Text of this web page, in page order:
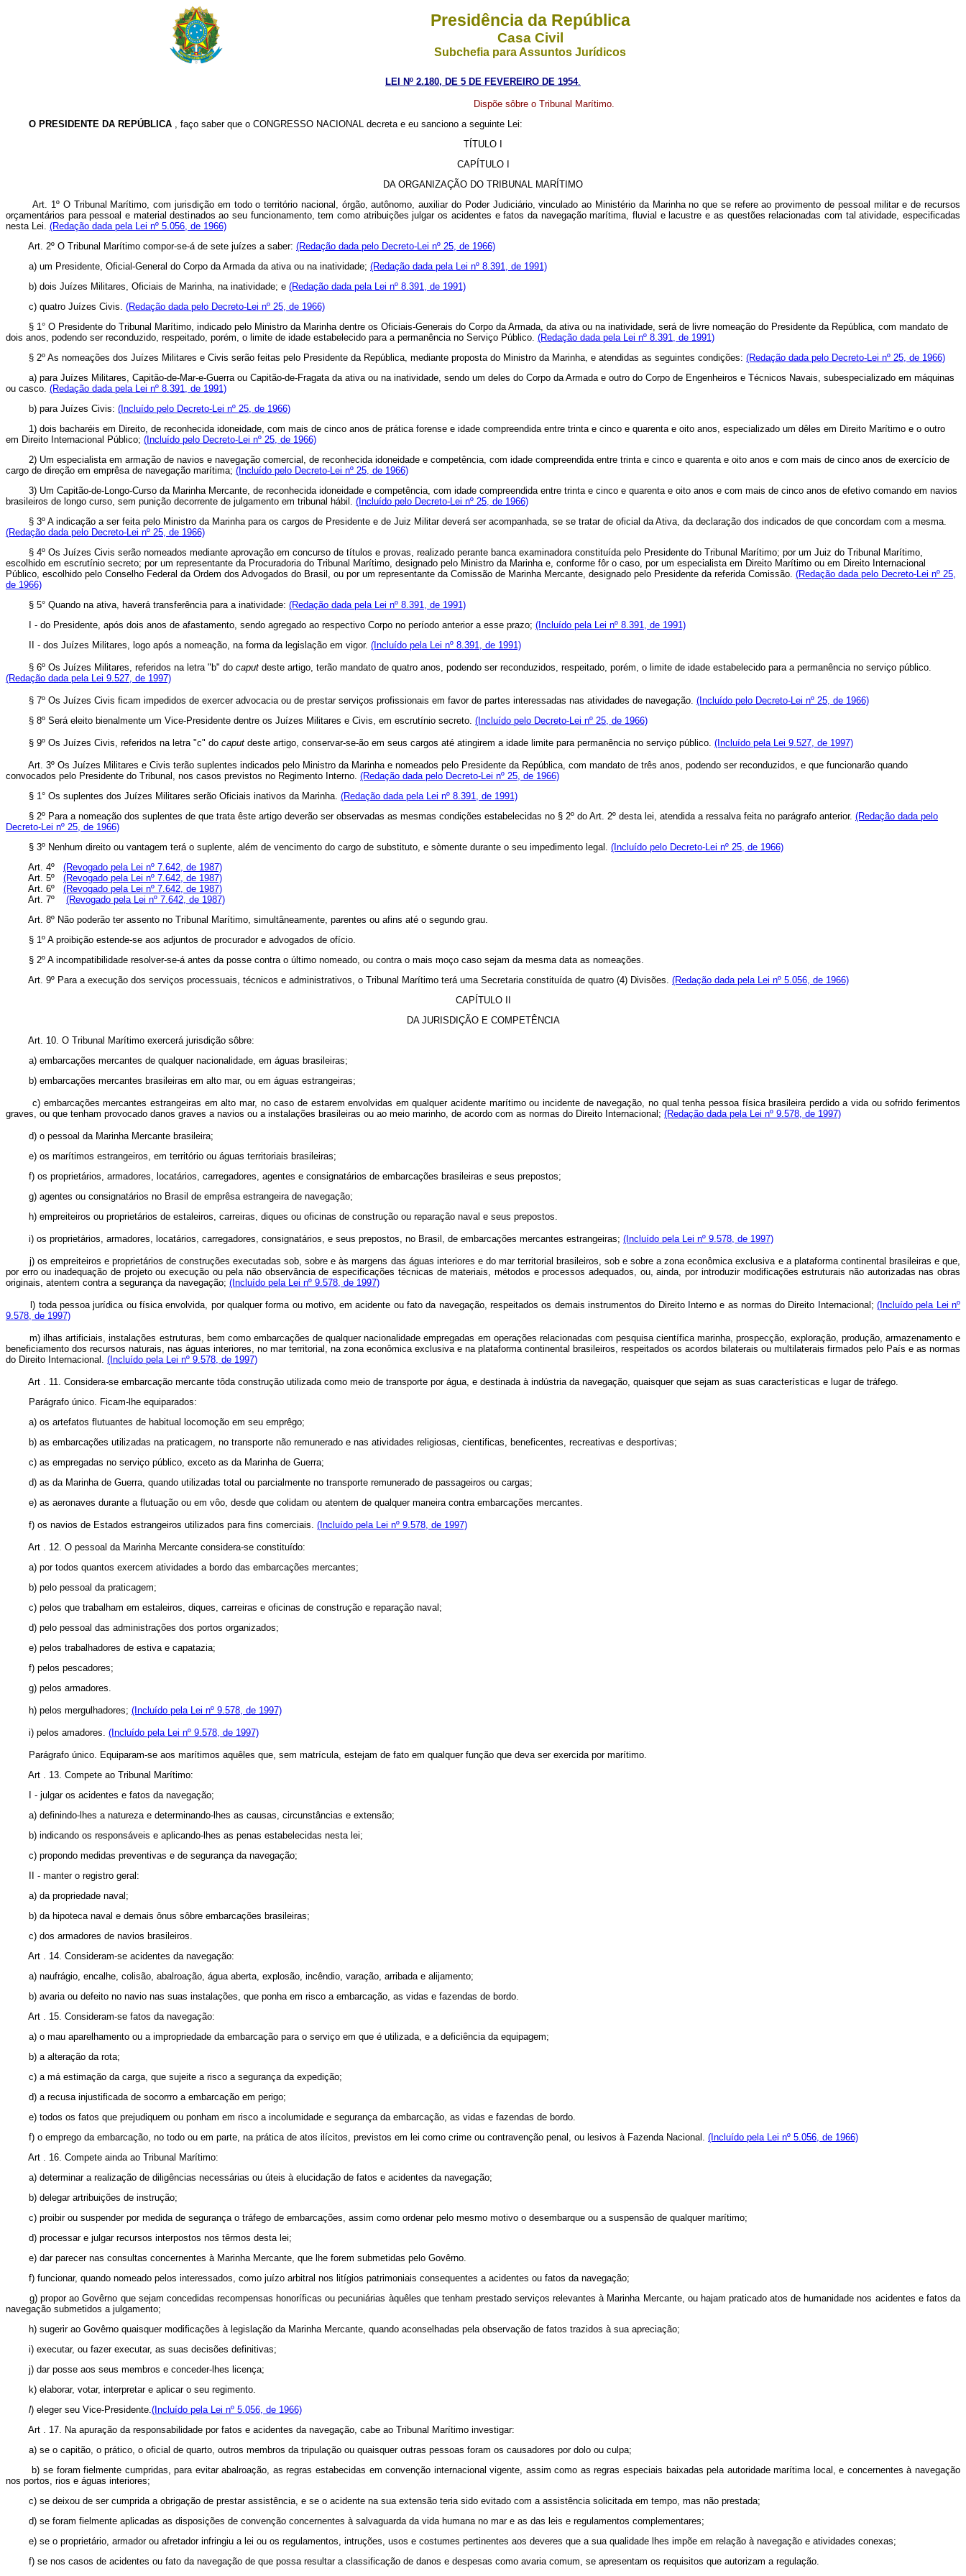
Presidência da República
Casa Civil
Subchefia para Assuntos Jurídicos
LEI Nº 2.180, DE 5 DE FEVEREIRO DE 1954.
Dispõe sôbre o Tribunal Marítimo.
O PRESIDENTE DA REPÚBLICA , faço saber que o CONGRESSO NACIONAL decreta e eu sanciono a seguinte Lei:
TÍTULO I
CAPÍTULO I
DA ORGANIZAÇÃO DO TRIBUNAL MARÍTIMO
Art. 1º O Tribunal Marítimo, com jurisdição em todo o território nacional, órgão, autônomo, auxiliar do Poder Judiciário, vinculado ao Ministério da Marinha no que se refere ao provimento de pessoal militar e de recursos
orçamentários para pessoal e material destinados ao seu funcionamento, tem como atribuições julgar os acidentes e fatos da navegação marítima, fluvial e lacustre e as questões relacionadas com tal atividade, especificadas
nesta Lei. (Redação dada pela Lei nº 5.056, de 1966)
Art. 2º O Tribunal Marítimo compor-se-á de sete juízes a saber: (Redação dada pelo Decreto-Lei nº 25, de 1966)
a) um Presidente, Oficial-General do Corpo da Armada da ativa ou na inatividade; (Redação dada pela Lei nº 8.391, de 1991)
b) dois Juízes Militares, Oficiais de Marinha, na inatividade; e (Redação dada pela Lei nº 8.391, de 1991)
c) quatro Juízes Civis. (Redação dada pelo Decreto-Lei nº 25, de 1966)
§ 1° O Presidente do Tribunal Marítimo, indicado pelo Ministro da Marinha dentre os Oficiais-Generais do Corpo da Armada, da ativa ou na inatividade, será de livre nomeação do Presidente da República, com mandato de
dois anos, podendo ser reconduzido, respeitado, porém, o limite de idade estabelecido para a permanência no Serviço Público. (Redação dada pela Lei nº 8.391, de 1991)
§ 2º As nomeações dos Juízes Militares e Civis serão feitas pelo Presidente da República, mediante proposta do Ministro da Marinha, e atendidas as seguintes condições: (Redação dada pelo Decreto-Lei nº 25, de 1966)
a) para Juízes Militares, Capitão-de-Mar-e-Guerra ou Capitão-de-Fragata da ativa ou na inatividade, sendo um deles do Corpo da Armada e outro do Corpo de Engenheiros e Técnicos Navais, subespecializado em máquinas
ou casco. (Redação dada pela Lei nº 8.391, de 1991)
b) para Juízes Civis: (Incluído pelo Decreto-Lei nº 25, de 1966)
1) dois bacharéis em Direito, de reconhecida idoneidade, com mais de cinco anos de prática forense e idade compreendida entre trinta e cinco e quarenta e oito anos, especializado um dêles em Direito Marítimo e o outro
em Direito Internacional Público; (Incluído pelo Decreto-Lei nº 25, de 1966)
2) Um especialista em armação de navios e navegação comercial, de reconhecida idoneidade e competência, com idade compreendida entre trinta e cinco e quarenta e oito anos e com mais de cinco anos de exercício de
cargo de direção em emprêsa de navegação marítima; (Incluído pelo Decreto-Lei nº 25, de 1966)
3) Um Capitão-de-Longo-Curso da Marinha Mercante, de reconhecida idoneidade e competência, com idade compreendida entre trinta e cinco e quarenta e oito anos e com mais de cinco anos de efetivo comando em navios
brasileiros de longo curso, sem punição decorrente de julgamento em tribunal hábil. (Incluído pelo Decreto-Lei nº 25, de 1966)
§ 3º A indicação a ser feita pelo Ministro da Marinha para os cargos de Presidente e de Juiz Militar deverá ser acompanhada, se se tratar de oficial da Ativa, da declaração dos indicados de que concordam com a mesma.
(Redação dada pelo Decreto-Lei nº 25, de 1966)
§ 4º Os Juízes Civis serão nomeados mediante aprovação em concurso de títulos e provas, realizado perante banca examinadora constituída pelo Presidente do Tribunal Marítimo; por um Juiz do Tribunal Marítimo,
escolhido em escrutínio secreto; por um representante da Procuradoria do Tribunal Marítimo, designado pelo Ministro da Marinha e, conforme fôr o caso, por um especialista em Direito Marítimo ou em Direito Internacional
Público, escolhido pelo Conselho Federal da Ordem dos Advogados do Brasil, ou por um representante da Comissão de Marinha Mercante, designado pelo Presidente da referida Comissão. (Redação dada pelo Decreto-Lei nº 25,
de 1966)
§ 5° Quando na ativa, haverá transferência para a inatividade: (Redação dada pela Lei nº 8.391, de 1991)
I - do Presidente, após dois anos de afastamento, sendo agregado ao respectivo Corpo no período anterior a esse prazo; (Incluído pela Lei nº 8.391, de 1991)
II - dos Juízes Militares, logo após a nomeação, na forma da legislação em vigor. (Incluído pela Lei nº 8.391, de 1991)
§ 6º Os Juízes Militares, referidos na letra "b" do caput deste artigo, terão mandato de quatro anos, podendo ser reconduzidos, respeitado, porém, o limite de idade estabelecido para a permanência no serviço público.
(Redação dada pela Lei 9.527, de 1997)
§ 7º Os Juízes Civis ficam impedidos de exercer advocacia ou de prestar serviços profissionais em favor de partes interessadas nas atividades de navegação. (Incluído pelo Decreto-Lei nº 25, de 1966)
§ 8º Será eleito bienalmente um Vice-Presidente dentre os Juízes Militares e Civis, em escrutínio secreto. (Incluído pelo Decreto-Lei nº 25, de 1966)
§ 9º Os Juízes Civis, referidos na letra "c" do caput deste artigo, conservar-se-ão em seus cargos até atingirem a idade limite para permanência no serviço público. (Incluído pela Lei 9.527, de 1997)
Art. 3º Os Juízes Militares e Civis terão suplentes indicados pelo Ministro da Marinha e nomeados pelo Presidente da República, com mandato de três anos, podendo ser reconduzidos, e que funcionarão quando
convocados pelo Presidente do Tribunal, nos casos previstos no Regimento Interno. (Redação dada pelo Decreto-Lei nº 25, de 1966)
§ 1° Os suplentes dos Juízes Militares serão Oficiais inativos da Marinha. (Redação dada pela Lei nº 8.391, de 1991)
§ 2º Para a nomeação dos suplentes de que trata êste artigo deverão ser observadas as mesmas condições estabelecidas no § 2º do Art. 2º desta lei, atendida a ressalva feita no parágrafo anterior. (Redação dada pelo
Decreto-Lei nº 25, de 1966)
§ 3º Nenhum direito ou vantagem terá o suplente, além de vencimento do cargo de substituto, e sòmente durante o seu impedimento legal. (Incluído pelo Decreto-Lei nº 25, de 1966)
Art. 4º (Revogado pela Lei nº 7.642, de 1987)
Art. 5º (Revogado pela Lei nº 7.642, de 1987)
Art. 6º (Revogado pela Lei nº 7.642, de 1987)
Art. 7º (Revogado pela Lei nº 7.642, de 1987)
Art. 8º Não poderão ter assento no Tribunal Marítimo, simultâneamente, parentes ou afins até o segundo grau.
§ 1º A proibição estende-se aos adjuntos de procurador e advogados de ofício.
§ 2º A incompatibilidade resolver-se-á antes da posse contra o último nomeado, ou contra o mais moço caso sejam da mesma data as nomeações.
Art. 9º Para a execução dos serviços processuais, técnicos e administrativos, o Tribunal Marítimo terá uma Secretaria constituída de quatro (4) Divisões. (Redação dada pela Lei nº 5.056, de 1966)
CAPÍTULO II
DA JURISDIÇÃO E COMPETÊNCIA
Art. 10. O Tribunal Marítimo exercerá jurisdição sôbre:
a) embarcações mercantes de qualquer nacionalidade, em águas brasileiras;
b) embarcações mercantes brasileiras em alto mar, ou em águas estrangeiras;
c) embarcações mercantes estrangeiras em alto mar, no caso de estarem envolvidas em qualquer acidente marítimo ou incidente de navegação, no qual tenha pessoa física brasileira perdido a vida ou sofrido ferimentos
graves, ou que tenham provocado danos graves a navios ou a instalações brasileiras ou ao meio marinho, de acordo com as normas do Direito Internacional; (Redação dada pela Lei nº 9.578, de 1997)
d) o pessoal da Marinha Mercante brasileira;
e) os marítimos estrangeiros, em território ou águas territoriais brasileiras;
f) os proprietários, armadores, locatários, carregadores, agentes e consignatários de embarcações brasileiras e seus prepostos;
g) agentes ou consignatários no Brasil de emprêsa estrangeira de navegação;
h) empreiteiros ou proprietários de estaleiros, carreiras, diques ou oficinas de construção ou reparação naval e seus prepostos.
i) os proprietários, armadores, locatários, carregadores, consignatários, e seus prepostos, no Brasil, de embarcações mercantes estrangeiras; (Incluído pela Lei nº 9.578, de 1997)
j) os empreiteiros e proprietários de construções executadas sob, sobre e às margens das águas interiores e do mar territorial brasileiros, sob e sobre a zona econômica exclusiva e a plataforma continental brasileiras e que,
por erro ou inadequação de projeto ou execução ou pela não observância de especificações técnicas de materiais, métodos e processos adequados, ou, ainda, por introduzir modificações estruturais não autorizadas nas obras
originais, atentem contra a segurança da navegação; (Incluído pela Lei nº 9.578, de 1997)
l) toda pessoa jurídica ou física envolvida, por qualquer forma ou motivo, em acidente ou fato da navegação, respeitados os demais instrumentos do Direito Interno e as normas do Direito Internacional;(Incluído pela Lei nº
9.578, de 1997)
m) ilhas artificiais, instalações estruturas, bem como embarcações de qualquer nacionalidade empregadas em operações relacionadas com pesquisa científica marinha, prospecção, exploração, produção, armazenamento e
beneficiamento dos recursos naturais, nas águas interiores, no mar territorial, na zona econômica exclusiva e na plataforma continental brasileiros, respeitados os acordos bilaterais ou multilaterais firmados pelo País e as normas
do Direito Internacional. (Incluído pela Lei nº 9.578, de 1997)
Art . 11. Considera-se embarcação mercante tôda construção utilizada como meio de transporte por água, e destinada à indústria da navegação, quaisquer que sejam as suas características e lugar de tráfego.
Parágrafo único. Ficam-lhe equiparados:
a) os artefatos flutuantes de habitual locomoção em seu emprêgo;
b) as embarcações utilizadas na praticagem, no transporte não remunerado e nas atividades religiosas, cientificas, beneficentes, recreativas e desportivas;
c) as empregadas no serviço público, exceto as da Marinha de Guerra;
d) as da Marinha de Guerra, quando utilizadas total ou parcialmente no transporte remunerado de passageiros ou cargas;
e) as aeronaves durante a flutuação ou em vôo, desde que colidam ou atentem de qualquer maneira contra embarcações mercantes.
f) os navios de Estados estrangeiros utilizados para fins comerciais. (Incluído pela Lei nº 9.578, de 1997)
Art . 12. O pessoal da Marinha Mercante considera-se constituído:
a) por todos quantos exercem atividades a bordo das embarcações mercantes;
b) pelo pessoal da praticagem;
c) pelos que trabalham em estaleiros, diques, carreiras e oficinas de construção e reparação naval;
d) pelo pessoal das administrações dos portos organizados;
e) pelos trabalhadores de estiva e capatazia;
f) pelos pescadores;
g) pelos armadores.
h) pelos mergulhadores; (Incluído pela Lei nº 9.578, de 1997)
i) pelos amadores. (Incluído pela Lei nº 9.578, de 1997)
Parágrafo único. Equiparam-se aos marítimos aquêles que, sem matrícula, estejam de fato em qualquer função que deva ser exercida por marítimo.
Art . 13. Compete ao Tribunal Marítimo:
I - julgar os acidentes e fatos da navegação;
a) definindo-lhes a natureza e determinando-lhes as causas, circunstâncias e extensão;
b) indicando os responsáveis e aplicando-lhes as penas estabelecidas nesta lei;
c) propondo medidas preventivas e de segurança da navegação;
II - manter o registro geral:
a) da propriedade naval;
b) da hipoteca naval e demais ônus sôbre embarcações brasileiras;
c) dos armadores de navios brasileiros.
Art . 14. Consideram-se acidentes da navegação:
a) naufrágio, encalhe, colisão, abalroação, água aberta, explosão, incêndio, varação, arribada e alijamento;
b) avaria ou defeito no navio nas suas instalações, que ponha em risco a embarcação, as vidas e fazendas de bordo.
Art . 15. Consideram-se fatos da navegação:
a) o mau aparelhamento ou a impropriedade da embarcação para o serviço em que é utilizada, e a deficiência da equipagem;
b) a alteração da rota;
c) a má estimação da carga, que sujeite a risco a segurança da expedição;
d) a recusa injustificada de socorrro a embarcação em perigo;
e) todos os fatos que prejudiquem ou ponham em risco a incolumidade e segurança da embarcação, as vidas e fazendas de bordo.
f) o emprego da embarcação, no todo ou em parte, na prática de atos ilícitos, previstos em lei como crime ou contravenção penal, ou lesivos à Fazenda Nacional. (Incluído pela Lei nº 5.056, de 1966)
Art . 16. Compete ainda ao Tribunal Marítimo:
a) determinar a realização de diligências necessárias ou úteis à elucidação de fatos e acidentes da navegação;
b) delegar artribuições de instrução;
c) proibir ou suspender por medida de segurança o tráfego de embarcações, assim como ordenar pelo mesmo motivo o desembarque ou a suspensão de qualquer marítimo;
d) processar e julgar recursos interpostos nos têrmos desta lei;
e) dar parecer nas consultas concernentes à Marinha Mercante, que lhe forem submetidas pelo Govêrno.
f) funcionar, quando nomeado pelos interessados, como juízo arbitral nos litígios patrimoniais consequentes a acidentes ou fatos da navegação;
g) propor ao Govêrno que sejam concedidas recompensas honoríficas ou pecuniárias àquêles que tenham prestado serviços relevantes à Marinha Mercante, ou hajam praticado atos de humanidade nos acidentes e fatos da
navegação submetidos a julgamento;
h) sugerir ao Govêrno quaisquer modificações à legislação da Marinha Mercante, quando aconselhadas pela observação de fatos trazidos à sua apreciação;
i) executar, ou fazer executar, as suas decisões definitivas;
j) dar posse aos seus membros e conceder-lhes licença;
k) elaborar, votar, interpretar e aplicar o seu regimento.
l) eleger seu Vice-Presidente.(Incluído pela Lei nº 5.056, de 1966)
Art . 17. Na apuração da responsabilidade por fatos e acidentes da navegação, cabe ao Tribunal Marítimo investigar:
a) se o capitão, o prático, o oficial de quarto, outros membros da tripulação ou quaisquer outras pessoas foram os causadores por dolo ou culpa;
b) se foram fielmente cumpridas, para evitar abalroação, as regras estabecidas em convenção internacional vigente, assim como as regras especiais baixadas pela autoridade marítima local, e concernentes à navegação
nos portos, rios e águas interiores;
c) se deixou de ser cumprida a obrigação de prestar assistência, e se o acidente na sua extensão teria sido evitado com a assistência solicitada em tempo, mas não prestada;
d) se foram fielmente aplicadas as disposições de convenção concernentes à salvaguarda da vida humana no mar e as das leis e regulamentos complementares;
e) se o proprietário, armador ou afretador infringiu a lei ou os regulamentos, intruções, usos e costumes pertinentes aos deveres que a sua qualidade lhes impõe em relação à navegação e atividades conexas;
f) se nos casos de acidentes ou fato da navegação de que possa resultar a classificação de danos e despesas como avaria comum, se apresentam os requisitos que autorizam a regulação.